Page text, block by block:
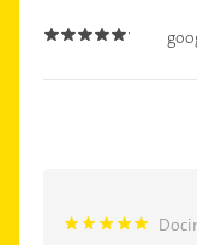
5.0
5.0